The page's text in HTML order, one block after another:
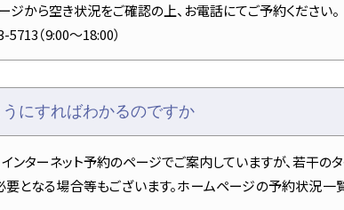
ジから空き状況をご確認の上、お電話にてご予約ください。
（9:00～18:00）
にすればわかるのですか
ンターネット予約のページでご案内していますが、若干のタ
となる場合等もございます。ホームページの予約状況一